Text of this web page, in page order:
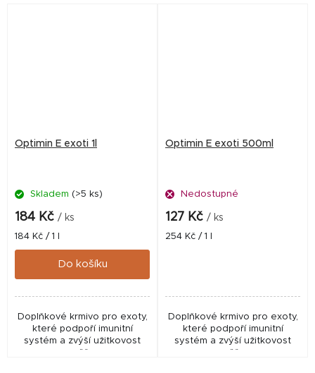
Optimin E exoti 1l
Skladem (>5 ks)
184 Kč / ks
Měrná
cena:
184 Kč / 1 l
Do košíku
Doplňkové krmivo pro exoty,
které podpoří imunitní
systém a zvýší užitkovost
zvěře.
Optimin E exoti 500ml
Nedostupné
127 Kč / ks
Měrná
254 Kč / 1 l
Doplňkové krmivo pro exoty,
které podpoří imunitní
systém a zvýší užitkovost
zvěře.